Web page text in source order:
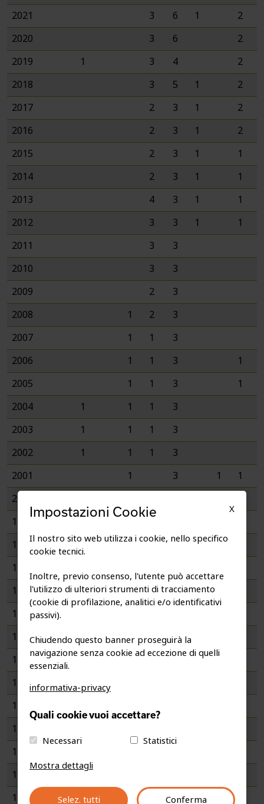
2021
3 6 1 2
2020
3 6 2
2019
1 3 4 2
2018
3 5 1 2
2017
2 3 1 2
2016
2 3 1 2
2015
2 3 1 1
2014
2 3 1 1
2013
4 3 1 1
2012
3 3 1 1
2011
3 3
2010
3 3
2009
2 3
2008
1 2 3
2007
1 1 3
2006
1 1 3 1
2005
1 1 3 1
2004
1 1 1 3
2003
1 1 1 3
2002
1 1 1 3
2001
1 3 1 1
2000
1999
1998
1 1 4 2 1
1
1997
1996
1 4 2
1995
1994
1 1 4 2
1993
1 1 1 3 2
1
1992
1
1991
1990
1989
1988
1987
1 1
X
Impostazioni Cookie
Il nostro sito web utilizza i cookie, nello specifico
cookie tecnici.
Inoltre, previo consenso, l'utente può accettare
l'utilizzo di ulteriori strumenti di tracciamento
(cookie di profilazione, analitici e/o identificativi
passivi).
Chiudendo questo banner proseguirà la
navigazione senza cookie ad eccezione di quelli
essenziali.
informativa-privacy
Quali cookie vuoi accettare?
Necessari
Statistici
Mostra dettagli
Selez. tutti Conferma